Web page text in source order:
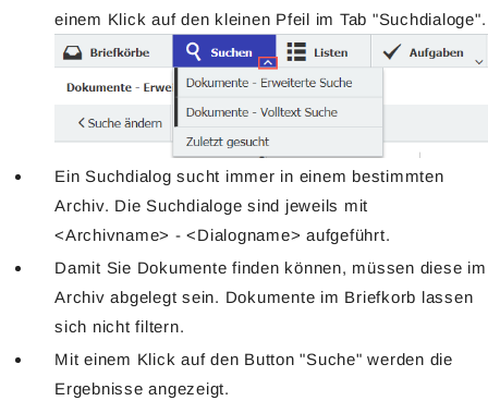
einem Klick auf den kleinen Pfeil im Tab "Suchdialoge".
Ein Suchdialog sucht immer in einem bestimmten
Archiv. Die Suchdialoge sind jeweils mit
<Archivname> - <Dialogname> aufgeführt.
Damit Sie Dokumente finden können, müssen diese im
Archiv abgelegt sein. Dokumente im Briefkorb lassen
sich nicht filtern.
Mit einem Klick auf den Button "Suche" werden die
Ergebnisse angezeigt.